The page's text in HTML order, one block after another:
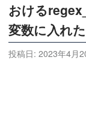
おける
変数に入れ
投稿日: 2023年4月